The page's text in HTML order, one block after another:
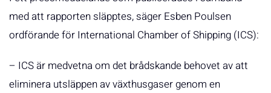
med att rapporten släpptes, säger Esben Poulsen
ordförande för International Chamber of Shipping (ICS):
– ICS är medvetna om det brådskande behovet av att
eliminera utsläppen av växthusgaser genom en